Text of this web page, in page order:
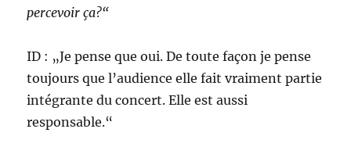
percevoir ça?“
ID : „Je pense que oui. De toute façon je pense
toujours que l’audience elle fait vraiment partie
intégrante du concert. Elle est aussi
responsable.“